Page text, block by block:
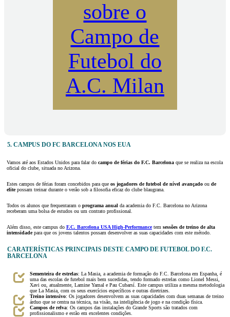
sobre o
Campo de
Futebol do
A.C. Milan
5. CAMPUS DO FC BARCELONA NOS EUA
Vamos até aos Estados Unidos para falar do campo de férias do F.C. Barcelona que se realiza na escola
oficial do clube, situada no Arizona.
Estes campos de férias foram concebidos para que os jogadores de futebol de nível avançado ou de
elitepossam treinar durante o verão sob a filosofia eficaz do clube blaugrana.
Todos os alunos que frequentaram o programa anual da academia do F.C. Barcelona no Arizona
receberam uma bolsa de estudos ou um contrato profissional.
Além disso, este campus do F.C. Barcelona USA High-Performancetem sessões de treino de alta
intensidadepara que os jovens talentos possam desenvolver as suas capacidades com este método.
CARATERÍSTICAS PRINCIPAIS DESTE CAMPO DE FUTEBOL DO F.C.
BARCELONA
Sementeira de estrelas: La Masia, a academia de formação do F.C. Barcelona em Espanha, é
uma das escolas de futebol mais bem sucedidas, tendo formado estrelas como Lionel Messi,
Xavi ou, atualmente, Lamine Yamal e Pau Cubarsí. Este campus utiliza a mesma metodologia
que La Masia, com os seus exercícios específicos e outras diretrizes.
Treino intensivo: Os jogadores desenvolvem as suas capacidades com duas semanas de treino
árduo que se centra na técnica, na visão, na inteligência de jogo e na condição física.
Campos de relva: Os campos das instalações do Grande Sports são tratados com
profissionalismo e estão em excelentes condições.